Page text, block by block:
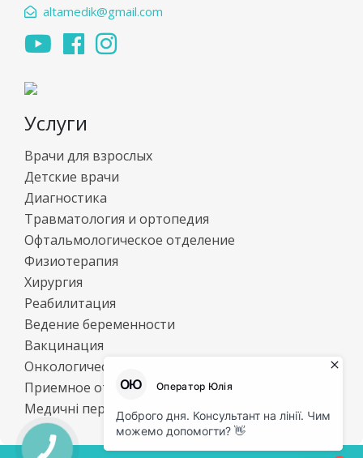
altamedik@gmail.com
Услуги
Врачи для взрослых
Детские врачи
Диагностика
Травматология и ортопедия
Офтальмологическое отделение
Физиотерапия
Хирургия
Реабилитация
Ведение беременности
Вакцинация
Онкологический центр
Приемное отделение
Медичні перевезення